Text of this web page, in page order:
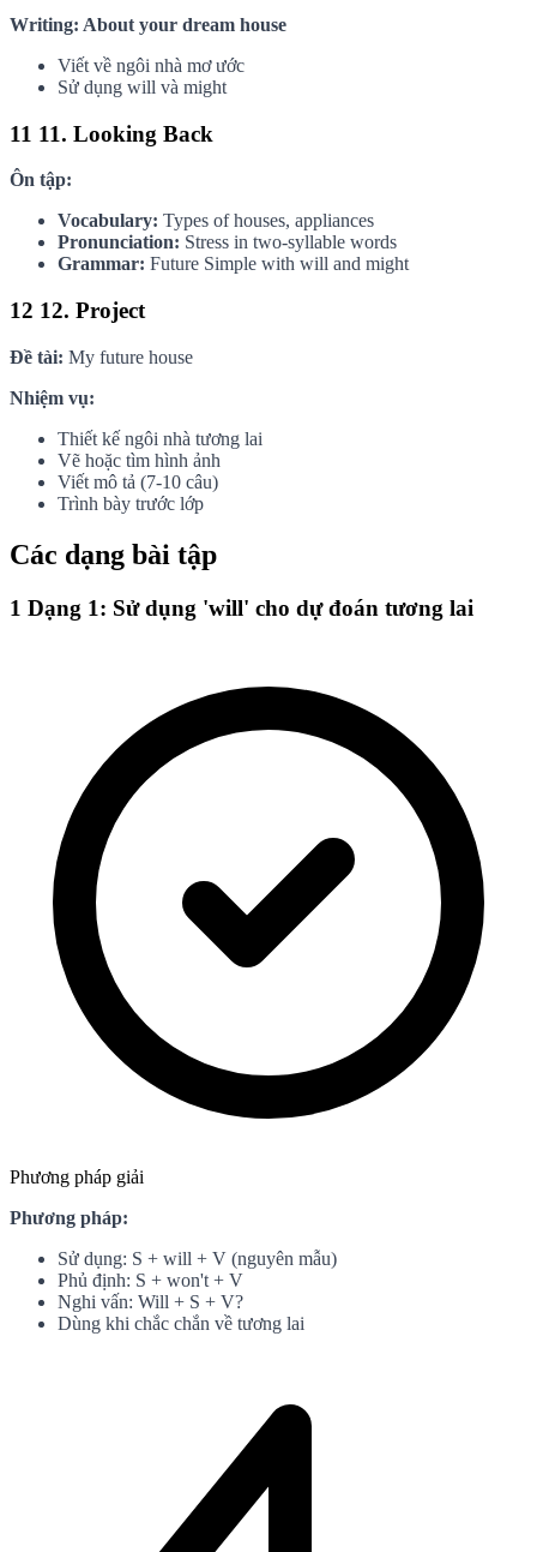
Writing: About your dream house
Viết về ngôi nhà mơ ước
Sử dụng will và might
11 11. Looking Back
Ôn tập:
Vocabulary: Types of houses, appliances
Pronunciation: Stress in two-syllable words
Grammar: Future Simple with will and might
12 12. Project
Đề tài: My future house
Nhiệm vụ:
Thiết kế ngôi nhà tương lai
Vẽ hoặc tìm hình ảnh
Viết mô tả (7-10 câu)
Trình bày trước lớp
Các dạng bài tập
1 Dạng 1: Sử dụng 'will' cho dự đoán tương lai
Phương pháp giải
Phương pháp:
Sử dụng: S + will + V (nguyên mẫu)
Phủ định: S + won't + V
Nghi vấn: Will + S + V?
Dùng khi chắc chắn về tương lai